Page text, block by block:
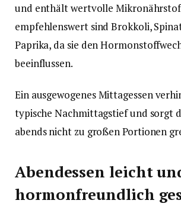
und enthält wertvolle
empfehlenswert sind Brokkoli,
Paprika, da sie den
beeinflussen.
Ein ausgewogenes Mittagessen
typische Nachmittagstief und sorgt
abends nicht zu großen Portionen
Abendessen leicht
hormonfreundlich